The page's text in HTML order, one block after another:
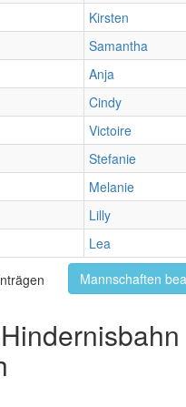
Kirsten
Samantha
Anja
Cindy
Victoire
Stefanie
Melanie
Lilly
Lea
Mannschaften